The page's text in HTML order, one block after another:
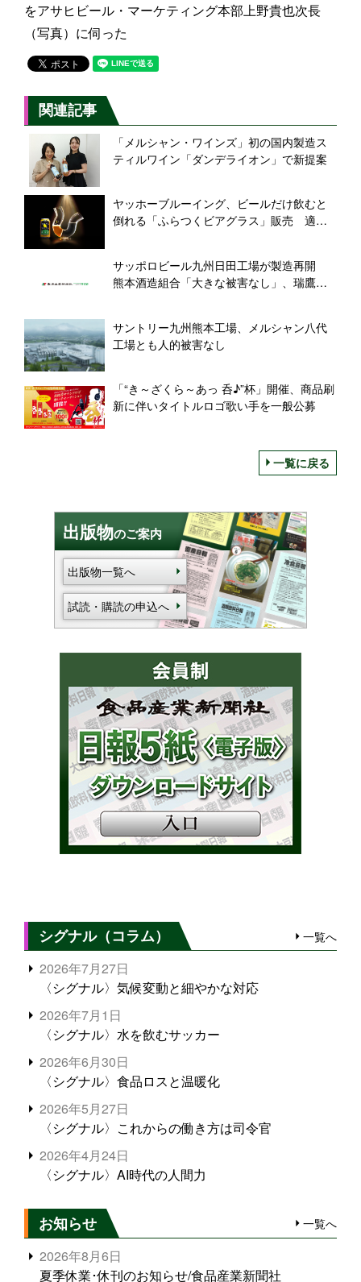
をアサヒビール・マーケティング本部上野貴也次長
（写真）に伺った
関連記事
「メルシャン・ワインズ」初の国内製造ス
ティルワイン「ダンデライオン」で新提案
ヤッホーブルーイング、ビールだけ飲むと
倒れる「ふらつくビアグラス」販売 適正
サッポロビール九州日田工場が製造再開
熊本酒造組合「大きな被害なし」、瑞鷹は
サントリー九州熊本工場、メルシャン八代
工場とも人的被害なし
「“き～ざくら～あっ 呑♪”杯」開催、商品刷
新に伴いタイトルロゴ歌い手を一般公募
一覧に戻る
出版物のご案内
出版物一覧へ
試読・購読の申込へ
シグナル（コラム） 一覧へ
2026年7月27日
〈シグナル〉気候変動と細やかな対応
2026年7月1日
〈シグナル〉水を飲むサッカー
2026年6月30日
〈シグナル〉食品ロスと温暖化
2026年5月27日
〈シグナル〉これからの働き方は司令官
2026年4月24日
〈シグナル〉AI時代の人間力
お知らせ 一覧へ
2026年8月6日
夏季休業･休刊のお知らせ/食品産業新聞社